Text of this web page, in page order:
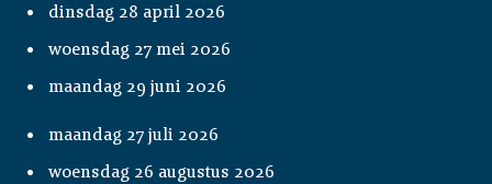
dinsdag 28 april 2026
woensdag 27 mei 2026
maandag 29 juni 2026
maandag 27 juli 2026
woensdag 26 augustus 2026